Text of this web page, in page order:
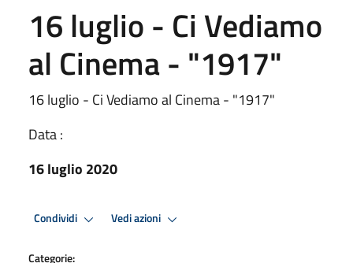
16 luglio - Ci Vediamo
al Cinema - "1917"
16 luglio - Ci Vediamo al Cinema - "1917"
Data :
16 luglio 2020
Condividi Vedi azioni
Categorie: